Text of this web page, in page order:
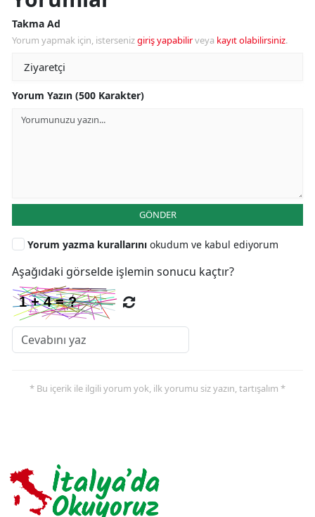
Takma Ad
Yorum yapmak için, istersenizgiriş yapabilirveya kayıt olabilirsiniz.
Yorum Yazın (500 Karakter)
GÖNDER
Yorum yazma kurallarını okudum ve kabul ediyorum
Aşağıdaki görselde işlemin sonucu kaçtır?
* Bu içerik ile ilgili yorum yok, ilk yorumu siz yazın, tartışalım *